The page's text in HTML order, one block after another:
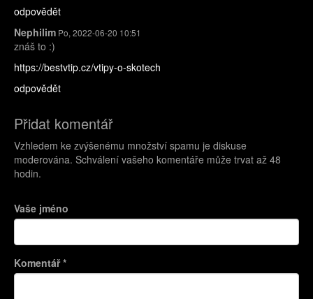
odpovědět
Nephilim Po, 2022-06-20 10:51
znáš to :)
https://bestvtip.cz/vtipy-o-skotech
odpovědět
Přidat komentář
Vzhledem ke zvýšenému množství spamu je diskuse
moderována. Schválení vašeho komentáře může trvat až 48
hodin.
Vaše jméno
Komentář*